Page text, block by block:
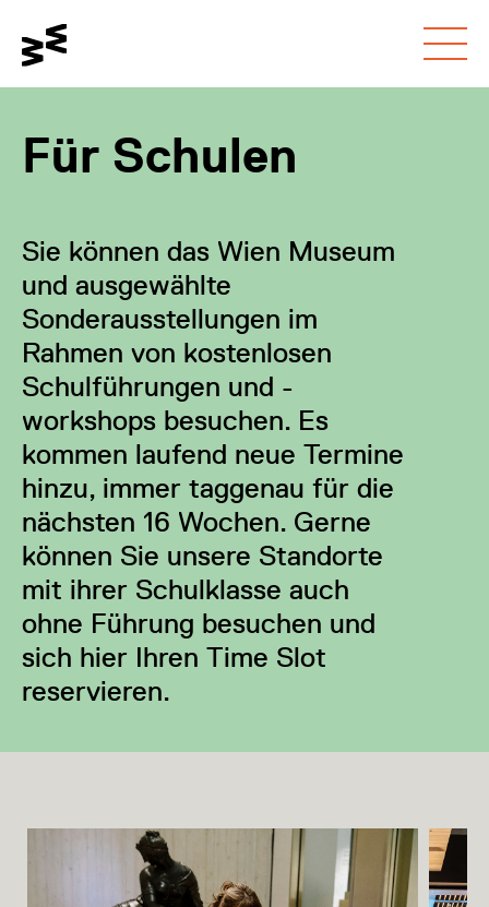
Für Schulen
Sie können das Wien Museum
und ausgewählte
Sonderausstellungen im
Rahmen von kostenlosen
Schulführungen und -
workshops besuchen. Es
kommen laufend neue Termine
hinzu, immer taggenau für die
nächsten 16 Wochen. Gerne
können Sie unsere Standorte
mit ihrer Schulklasse auch
ohne Führung besuchen und
sich hier Ihren Time Slot
reservieren.